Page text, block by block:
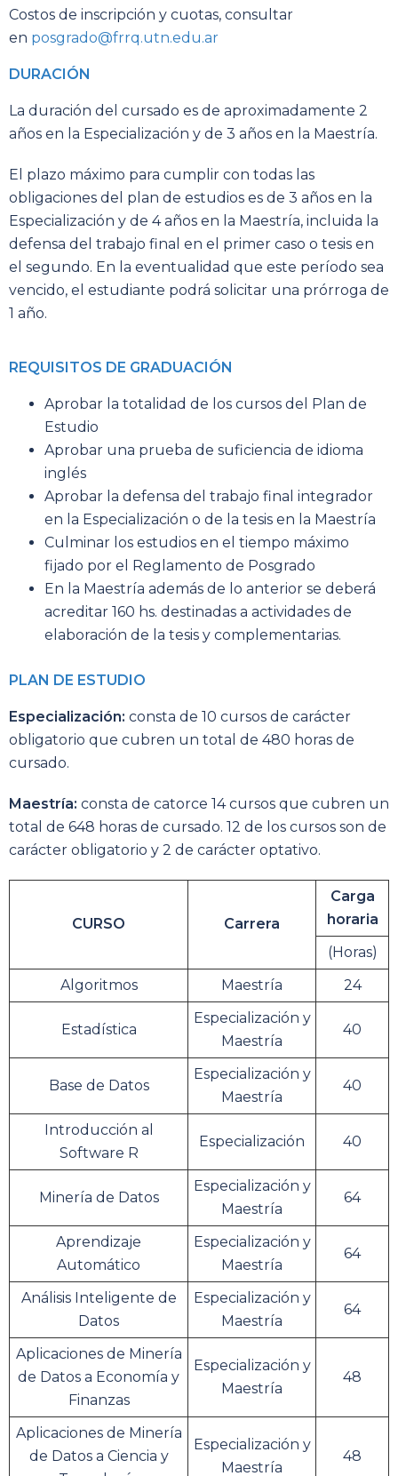
Costos de inscripción y cuotas, consultar
en posgrado@frrq.utn.edu.ar
DURACIÓN
La duración del cursado es de aproximadamente 2
años en la Especialización y de 3 años en la Maestría.
El plazo máximo para cumplir con todas las
obligaciones del plan de estudios es de 3 años en la
Especialización y de 4 años en la Maestría, incluida la
defensa del trabajo final en el primer caso o tesis en
el segundo. En la eventualidad que este período sea
vencido, el estudiante podrá solicitar una prórroga de
1 año.
REQUISITOS DE GRADUACIÓN
Aprobar la totalidad de los cursos del Plan de
Estudio
Aprobar una prueba de suficiencia de idioma
inglés
Aprobar la defensa del trabajo final integrador
en la Especialización o de la tesis en la Maestría
Culminar los estudios en el tiempo máximo
fijado por el Reglamento de Posgrado
En la Maestría además de lo anterior se deberá
acreditar 160 hs. destinadas a actividades de
elaboración de la tesis y complementarias.
PLAN DE ESTUDIO
Especialización: consta de 10 cursos de carácter
obligatorio que cubren un total de 480 horas de
cursado.
Maestría: consta de catorce 14 cursos que cubren un
total de 648 horas de cursado. 12 de los cursos son de
carácter obligatorio y 2 de carácter optativo.
CURSO Carrera
Carga
horaria
(Horas)
Algoritmos
Maestría 24
Estadística
Especialización y
Maestría
40
Base de Datos
Especialización y
Maestría
40
Introducción al
Software R
Especialización 40
Minería de Datos
Especialización y
Maestría
64
Aprendizaje
Automático
Especialización y
Maestría
64
Análisis Inteligente de
Datos
Especialización y
Maestría
64
Aplicaciones de Minería
de Datos a Economía y
Finanzas
Especialización y
Maestría
48
Aplicaciones de Minería
de Datos a Ciencia y
Especialización y
Maestría
48